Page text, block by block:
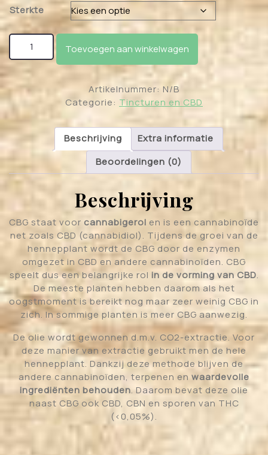
Sterkte
Toevoegen aan winkelwagen
Artikelnummer: N/B
Categorie: Tincturen en CBD
Beschrijving
Extra informatie
Beoordelingen (0)
Beschrijving
CBG staat voor cannabigerol en is een cannabinoïde
net zoals CBD (cannabidiol). Tijdens de groei van de
hennepplant wordt de CBG door de enzymen
omgezet in CBD en andere cannabinoïden. CBG
speelt dus een belangrijke rol in de vorming van CBD.
De meeste planten hebben daarom als het
oogstmoment is bereikt nog maar zeer weinig CBG in
zich. In sommige planten is meer CBG aanwezig.
De olie wordt gewonnen d.m.v. CO2-extractie. Voor
deze manier van extractie gebruikt men de hele
hennepplant. Dankzij deze methode blijven de
andere cannabinoïden, terpenen en waardevolle
ingrediënten behouden. Daarom bevat deze olie
naast CBG ook CBD, CBN en sporen van THC
(<0,05%).